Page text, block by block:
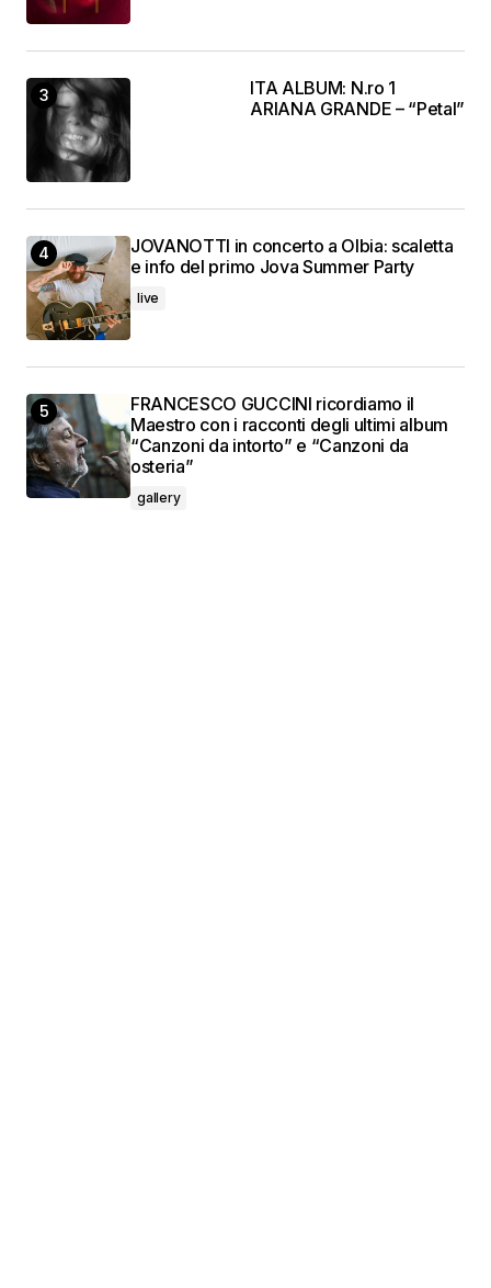
ITA ALBUM: N.ro 1
ARIANA GRANDE – “Petal”
JOVANOTTI in concerto a Olbia: scaletta
e info del primo Jova Summer Party
live
FRANCESCO GUCCINI ricordiamo il
Maestro con i racconti degli ultimi album
“Canzoni da intorto” e “Canzoni da
osteria”
gallery